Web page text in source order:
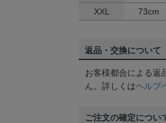
XXL
73cm
返品・交換について
お客様都合による返
ん。詳しくはヘルプ
ご注文の確定につい